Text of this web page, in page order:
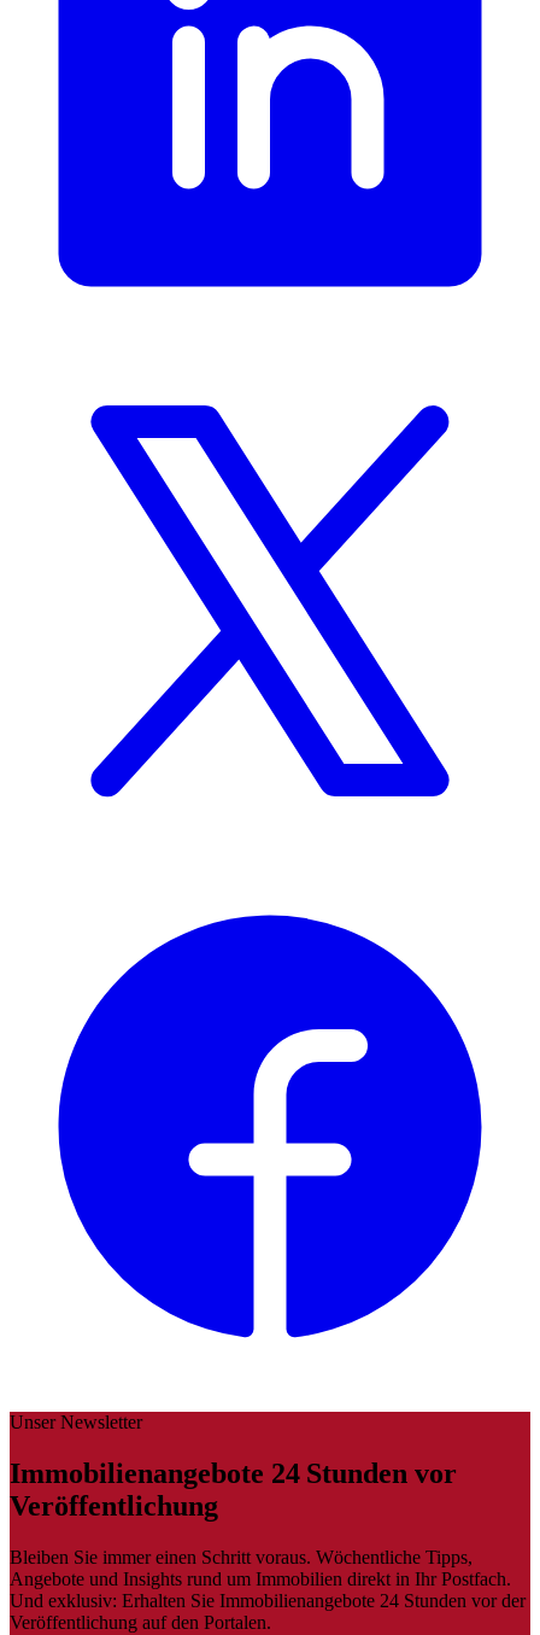
Unser Newsletter
Immobilienangebote 24 Stunden vor
Veröffentlichung
Bleiben Sie immer einen Schritt voraus. Wöchentliche Tipps,
Angebote und Insights rund um Immobilien direkt in Ihr Postfach.
Und exklusiv: Erhalten Sie Immobilienangebote 24 Stunden vor der
Veröffentlichung auf den Portalen.